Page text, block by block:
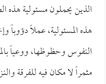
الذين يحملون مسئولية
هذه المسئولية، عملاً دؤوباً
النفوس وحظوظها، ووعياً
مثمراً لا مكان فيه للفرقة